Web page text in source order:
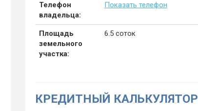
Телефон
владельца:
Показать телефон
Площадь
земельного
участка:
6.5 соток
КРЕДИТНЫЙ КАЛЬКУЛЯТОР